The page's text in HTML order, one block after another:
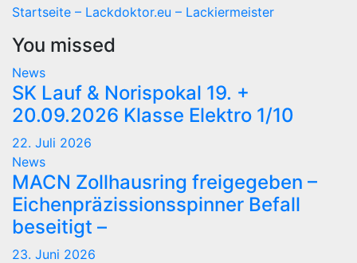
Startseite – Lackdoktor.eu – Lackiermeister
You missed
News
SK Lauf & Norispokal 19. +
20.09.2026 Klasse Elektro 1/10
22. Juli 2026
News
MACN Zollhausring freigegeben –
Eichenpräzissionsspinner Befall
beseitigt –
23. Juni 2026